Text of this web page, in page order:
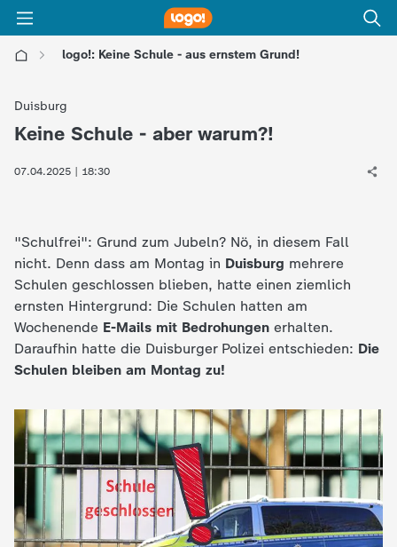
logo!: Keine Schule - aus ernstem Grund!
o
g
d
e
K
Duisburg
:
Keine Schule - aber warum?!
07.04.2025 | 18:30
"Schulfrei": Grund zum Jubeln? Nö, in diesem Fall
nicht. Denn dass am Montag in Duisburg mehrere
Schulen geschlossen blieben, hatte einen ziemlich
ernsten Hintergrund: Die Schulen hatten am
Wochenende E-Mails mit Bedrohungen erhalten.
Daraufhin hatte die Duisburger Polizei entschieden: Die
Schulen bleiben am Montag zu!